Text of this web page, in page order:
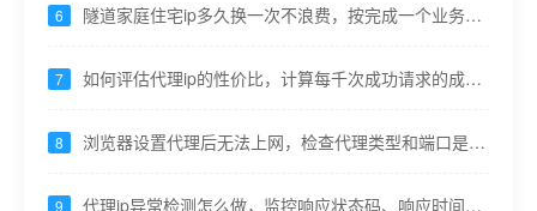
6
隧道家庭住宅ip多久换一次不浪费，按完成一个业务原
7
如何评估代理ip的性价比，计算每千次成功请求的成本-
8
浏览器设置代理后无法上网，检查代理类型和端口是否
9
代理ip异常检测怎么做，监控响应状态码、响应时间突